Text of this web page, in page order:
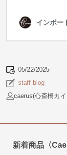
05/22/2025
staff blog
caerus(心斎橋カ
新着商品〈